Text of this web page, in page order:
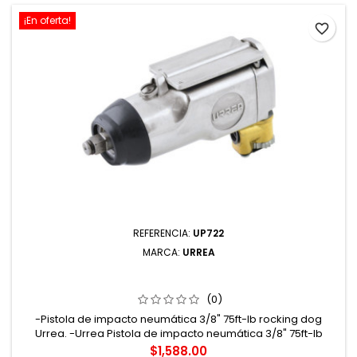
¡En oferta!
REFERENCIA: UP722
MARCA: URREA
(0)
-Pistola de impacto neumática 3/8" 75ft-lb rocking dog
Urrea. -Urrea Pistola de impacto neumática 3/8" 75ft-lb
sistema rocking dog uso pesado. -Pistola de impacto
Precio
$1,588.00
favorite_border